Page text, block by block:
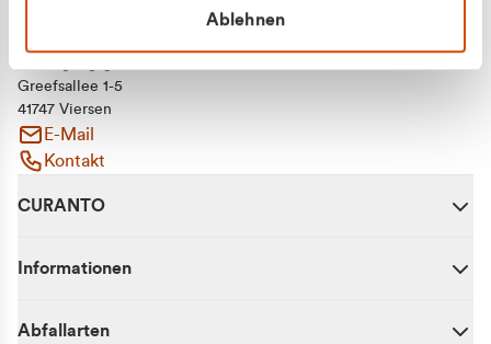
Ablehnen
Greefsallee 1-5
41747 Viersen
E-Mail
Kontakt
CURANTO
Informationen
Abfallarten